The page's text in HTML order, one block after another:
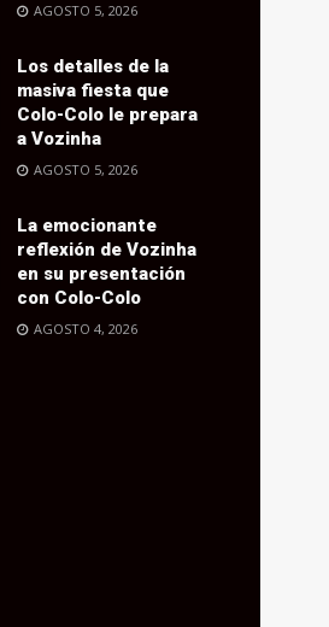
AGOSTO 5, 2026
Los detalles de la
masiva fiesta que
Colo-Colo le prepara
a Vozinha
AGOSTO 5, 2026
La emocionante
reflexión de Vozinha
en su presentación
con Colo-Colo
AGOSTO 4, 2026